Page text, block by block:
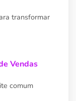
transformar
Vendas
comum